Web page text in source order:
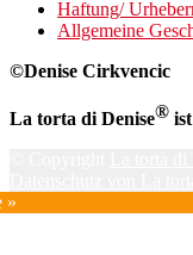
Haftung/
Allgemeine
©Denise Cirkvencic
La torta di Denise®
»